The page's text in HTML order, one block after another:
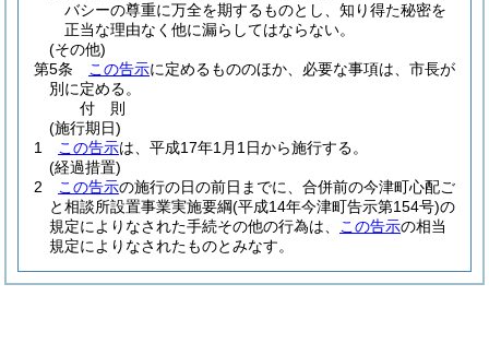
バシーの尊重に万全を期するものとし、知り得た秘密を
正当な理由なく他に漏らしてはならない。
(その他)
第5条
この告示に定めるもののほか、必要な事項は、市長が
別に定める。
付 則
(施行期日)
1
この告示は、平成17年1月1日から施行する。
(経過措置)
2
この告示の施行の日の前日までに、合併前の今津町心配ご
と相談所設置事業実施要綱(平成14年今津町告示第154号)の
規定によりなされた手続その他の行為は、
この告示の相当
規定によりなされたものとみなす。